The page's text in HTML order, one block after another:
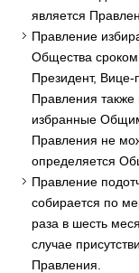
является
Правление
Общества сроком
Президент, Вице-
Правления также
избранные
Правления не
определяется
Правление
собирается по
раза в шесть
случае
Правления.